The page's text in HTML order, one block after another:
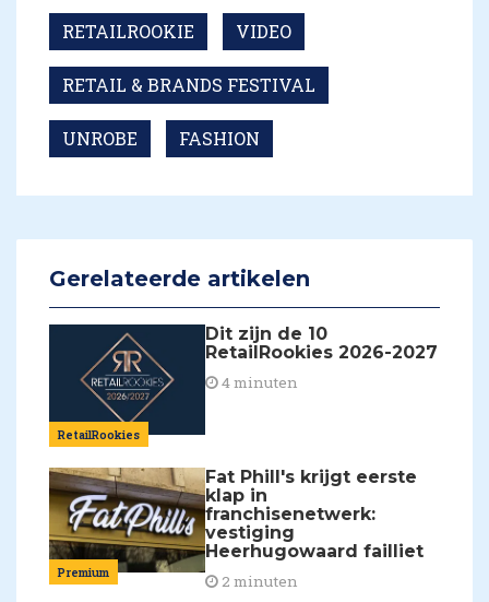
RETAILROOKIE VIDEO
RETAIL & BRANDS FESTIVAL
UNROBE FASHION
Gerelateerde artikelen
RetailRookies
Dit zijn de 10
RetailRookies 2026-2027
4 minuten
Premium
Fat Phill's krijgt eerste
klap in
franchisenetwerk:
vestiging
Heerhugowaard failliet
2 minuten